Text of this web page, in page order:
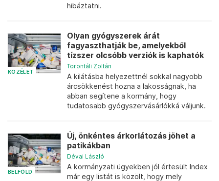
hibáztatni.
KÖZÉLET
Olyan gyógyszerek árát
fagyaszthatják be, amelyekből
tízszer olcsóbb verziók is kaphatók
Torontáli Zoltán
A kilátásba helyezettnél sokkal nagyobb
árcsökkenést hozna a lakosságnak, ha
abban segítene a kormány, hogy
tudatosabb gyógyszervásárlókká váljunk.
BELFÖLD
Új, önkéntes árkorlátozás jöhet a
patikákban
Dévai László
A kormányzati ügyekben jól értesült Index
már egy listát is közölt, hogy mely